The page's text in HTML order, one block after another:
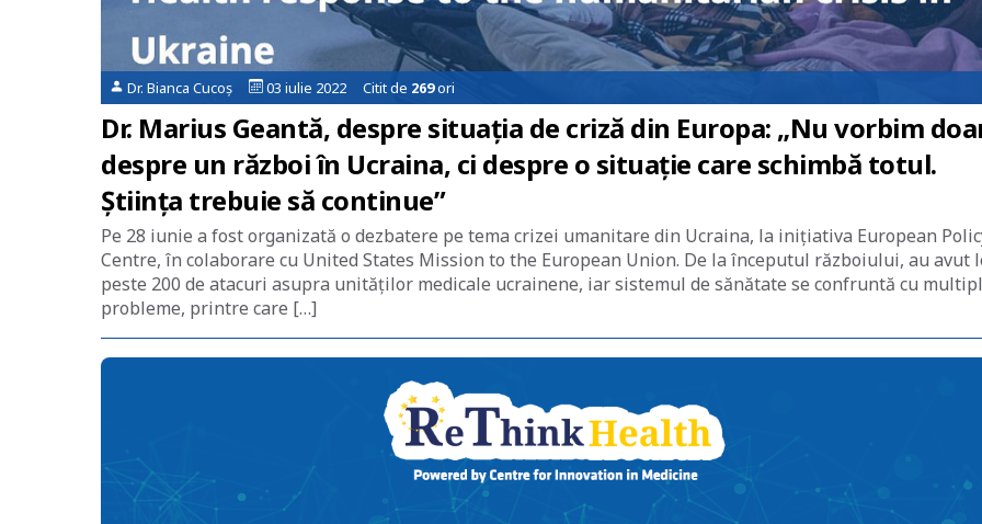
Dr. Bianca Cucoș 03 iulie 2022 Citit de 269ori
Dr. Marius Geantă, despre situația de criză din Europa: „Nu vorbim
despre un război în Ucraina, ci despre o situație care schimbă totul.
Știința trebuie să continue”
Pe 28 iunie a fost organizată o dezbatere pe tema crizei umanitare din Ucraina, la inițiativa European
Centre, în colaborare cu United States Mission to the European Union. De la începutul războiului, au avut
peste 200 de atacuri asupra unităților medicale ucrainene, iar sistemul de sănătate se confruntă cu
probleme, printre care […]